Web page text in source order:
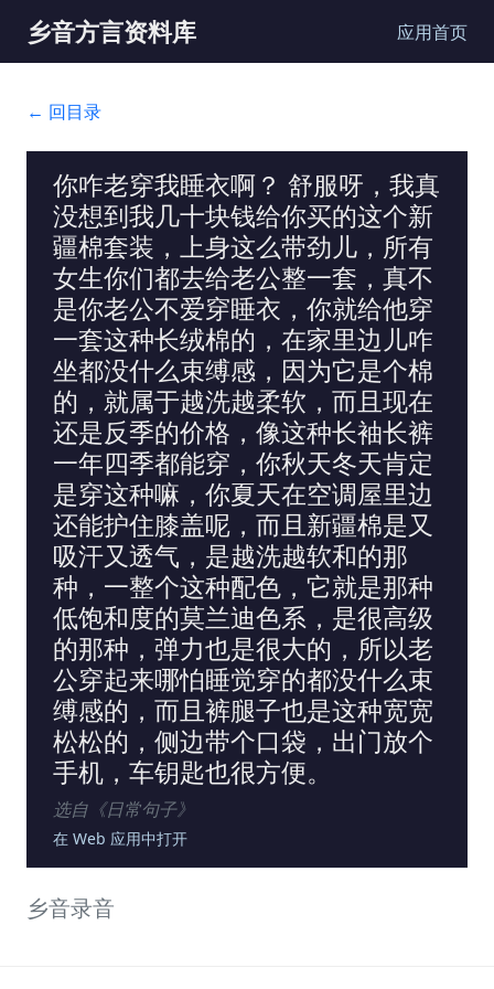
乡音方言资料库 应用首页
← 回目录
你咋老穿我睡衣啊？ 舒服呀，我真
没想到我几十块钱给你买的这个新
疆棉套装，上身这么带劲儿，所有
女生你们都去给老公整一套，真不
是你老公不爱穿睡衣，你就给他穿
一套这种长绒棉的，在家里边儿咋
坐都没什么束缚感，因为它是个棉
的，就属于越洗越柔软，而且现在
还是反季的价格，像这种长袖长裤
一年四季都能穿，你秋天冬天肯定
是穿这种嘛，你夏天在空调屋里边
还能护住膝盖呢，而且新疆棉是又
吸汗又透气，是越洗越软和的那
种，一整个这种配色，它就是那种
低饱和度的莫兰迪色系，是很高级
的那种，弹力也是很大的，所以老
公穿起来哪怕睡觉穿的都没什么束
缚感的，而且裤腿子也是这种宽宽
松松的，侧边带个口袋，出门放个
手机，车钥匙也很方便。
选自《日常句子》
在 Web 应用中打开
乡音录音